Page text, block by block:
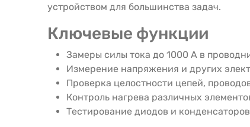
устройством для большинства задач.
Ключевые функции
Замеры силы тока до 1000 А в
Измерение напряжения и других
Проверка целостности цепей,
Контроль нагрева различных
Тестирование диодов и